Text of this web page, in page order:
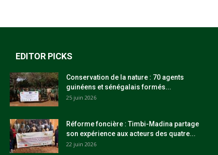
EDITOR PICKS
Conservation de la nature : 70 agents
guinéens et sénégalais formés...
25 juin 2026
Réforme foncière : Timbi-Madina partage
son expérience aux acteurs des quatre...
22 juin 2026